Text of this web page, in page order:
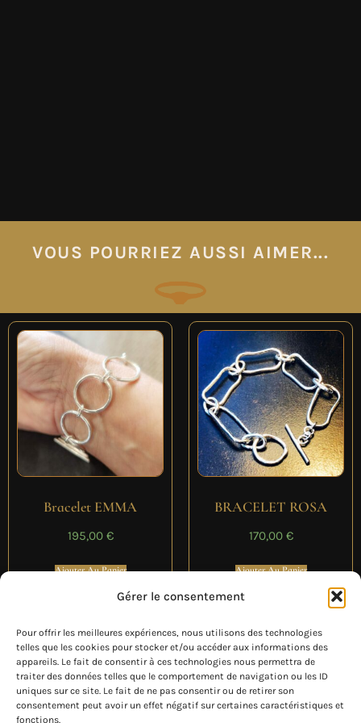
Gérer le consentement
Pour offrir les meilleures expériences, nous utilisons des technologies
telles que les cookies pour stocker et/ou accéder aux informations des
appareils. Le fait de consentir à ces technologies nous permettra de
traiter des données telles que le comportement de navigation ou les ID
uniques sur ce site. Le fait de ne pas consentir ou de retirer son
consentement peut avoir un effet négatif sur certaines caractéristiques et
fonctions.
VOUS POURRIEZ AUSSI AIMER...
Bracelet EMMA
195,00 €
Ajouter Au Panier
BRACELET ROSA
170,00 €
Ajouter Au Panier